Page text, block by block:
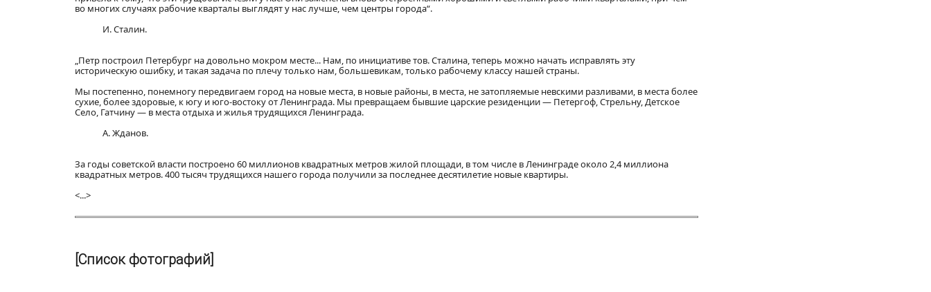
во многих случаях рабочие кварталы выглядят у нас лучше, чем центры города“.
И. Сталин.
„Петр построил Петербург на довольно мокром месте... Нам, по инициативе тов. Сталина, теперь можно начать исправлять эту
историческую ошибку, и такая задача по плечу только нам, большевикам, только рабочему классу нашей страны.
Мы постепенно, понемногу передвигаем город на новые места, в новые районы, в места, не затопляемые невскими разливами, в места более
сухие, более здоровые, к югу и юго-востоку от Ленинграда. Мы превращаем бывшие царские резиденции — Петергоф, Стрельну, Детское
Село, Гатчину — в места отдыха и жилья трудящихся Ленинграда.
А. Жданов.
За годы советской власти построено 60 миллионов квадратных метров жилой площади, в том числе в Ленинграде около 2,4 миллиона
квадратных метров. 400 тысяч трудящихся нашего города получили за последнее десятилетие новые квартиры.
<...>
[Список фотографий]